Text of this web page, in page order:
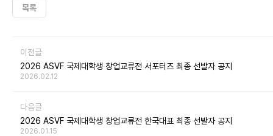
목록
이전글
2026 ASVF 국제대학생 창업교류전 서포터즈 최종 선발자 공지
2026.02.12
다음글
2026 ASVF 국제대학생 창업교류전 한국대표 최종 선발자 공지
2026.01.15